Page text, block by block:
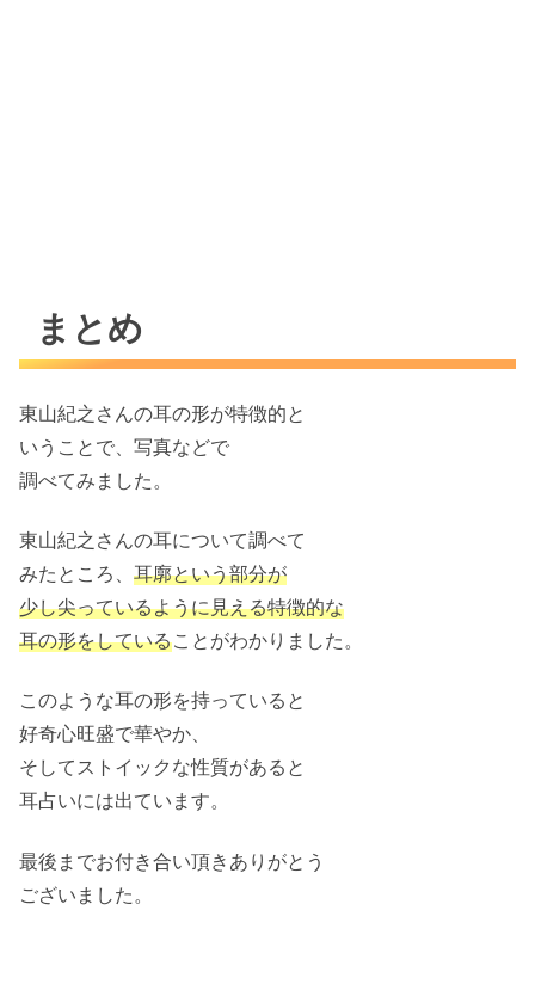
まとめ
東山紀之さんの耳の形が特徴的と
いうことで、写真などで
調べてみました。
東山紀之さんの耳について調べて
みたところ、 耳廓という部分が
少し尖っているように見える特徴的な
耳の形をしていることがわかりました。
このような耳の形を持っていると
好奇心旺盛で華やか、
そしてストイックな性質があると
耳占いには出ています。
最後までお付き合い頂きありがとう
ございました。